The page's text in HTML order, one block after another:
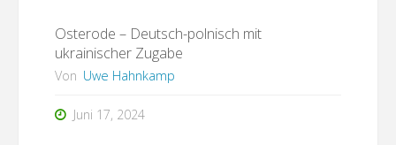
Osterode – Deutsch-polnisch mit
ukrainischer Zugabe
Von Uwe Hahnkamp
Juni 17, 2024